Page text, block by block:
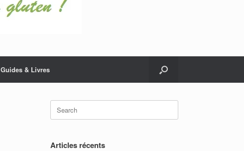
Guides & Livres
Search
for:
Articles récents